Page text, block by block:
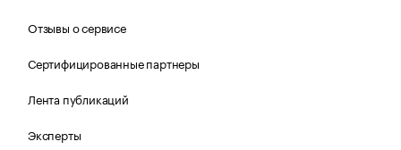
Отзывы о сервисе
Сертифицированные партнеры
Лента публикаций
Эксперты